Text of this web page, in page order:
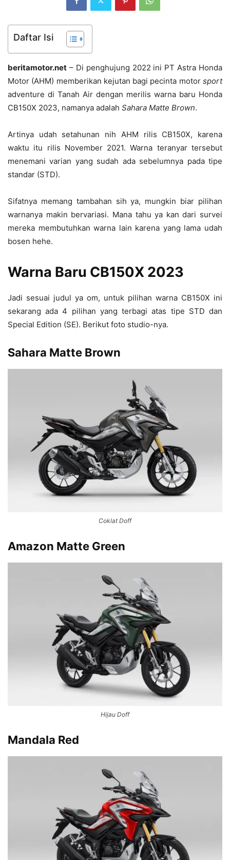
Daftar Isi
beritamotor.net – Di penghujung 2022 ini PT Astra Honda
Motor (AHM) memberikan kejutan bagi pecinta motor sport
adventure di Tanah Air dengan merilis warna baru Honda
CB150X 2023, namanya adalah Sahara Matte Brown.
Artinya udah setahunan nih AHM rilis CB150X, karena
waktu itu rilis November 2021. Warna teranyar tersebut
menemani varian yang sudah ada sebelumnya pada tipe
standar (STD).
Sifatnya memang tambahan sih ya, mungkin biar pilihan
warnanya makin bervariasi. Mana tahu ya kan dari survei
mereka membutuhkan warna lain karena yang lama udah
bosen hehe.
Warna Baru CB150X 2023
Jadi sesuai judul ya om, untuk pilihan warna CB150X ini
sekarang ada 4 pilihan yang terbagi atas tipe STD dan
Special Edition (SE). Berikut foto studio-nya.
Sahara Matte Brown
Coklat Doff
Amazon Matte Green
Hijau Doff
Mandala Red